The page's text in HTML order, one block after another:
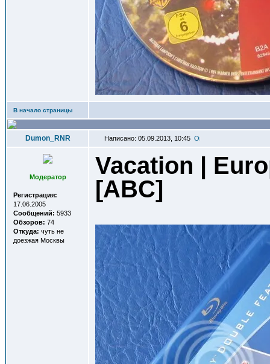
В начало страницы
Dumon_RNR Написано: 05.09.2013, 10:45
Модератор
Регистрация:
17.06.2005
Сообщений: 5933
Обзоров: 74
Откуда: чуть не
доезжая Москвы
Vacation |
[ABC]